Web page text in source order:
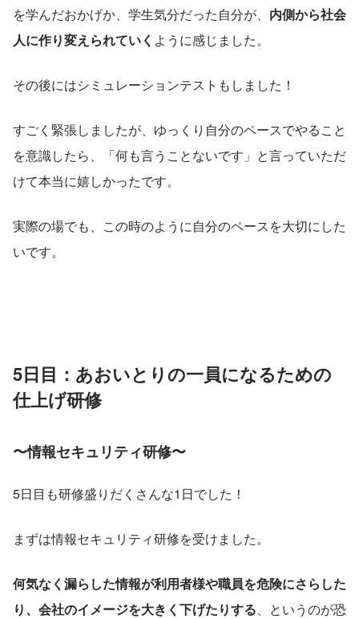
を学んだおかげか、学生気分だった自分が、 内側から社会
人に作り変えられていく ように感じました。
その後にはシミュレーションテストもしました！
すごく緊張しましたが、ゆっくり自分のペースでやること
を意識したら、「何も言うことないです」と言っていただ
けて本当に嬉しかったです。
実際の場でも、この時のように自分のペースを大切にした
いです。
5日目：あおいとりの一員になるための
仕上げ研修
〜情報セキュリティ研修〜
5日目も研修盛りだくさんな1日でした！
まずは情報セキュリティ研修を受けました。
何気なく漏らした情報が利用者様や職員を危険にさらした
り、会社のイメージを大きく下げたりする、というのが恐